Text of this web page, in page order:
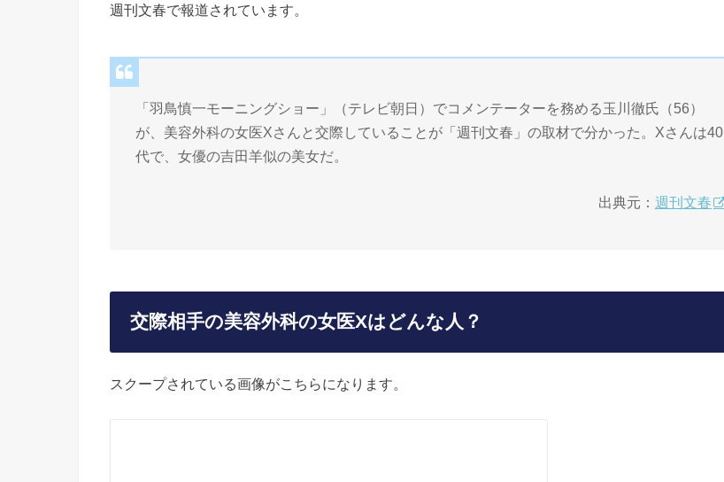
週刊文春で報道されています。
「羽鳥慎一モーニングショー」（テレビ朝日）でコメンテーターを務める玉川徹氏（56）
が、美容外科の女医Xさんと交際していることが「週刊文春」の取材で分かった。Xさんは40
代で、女優の吉田羊似の美女だ。
出典元： 週刊文春
交際相手の美容外科の女医Xはどんな人？
スクープされている画像がこちらになります。